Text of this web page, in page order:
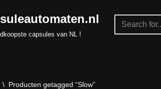
capsules van NL !
\ Producten getagged “Slow”